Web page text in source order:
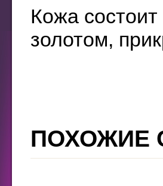
Кожа
золотом,
ПОХОЖИЕ